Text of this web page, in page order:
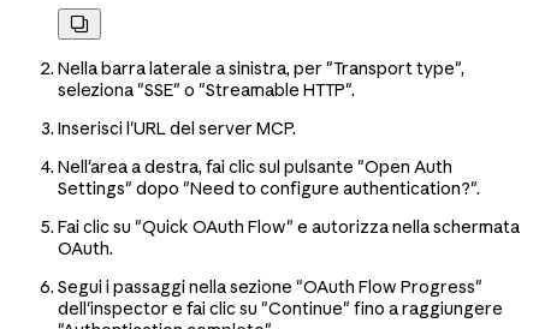

Nella barra laterale a sinistra, per "Transport type",
seleziona "SSE" o "Streamable HTTP".
Inserisci l'URL del server MCP.
Nell'area a destra, fai clic sul pulsante "Open Auth
Settings" dopo "Need to configure authentication?".
Fai clic su "Quick OAuth Flow" e autorizza nella schermata
OAuth.
Segui i passaggi nella sezione "OAuth Flow Progress"
dell'inspector e fai clic su "Continue" fino a raggiungere